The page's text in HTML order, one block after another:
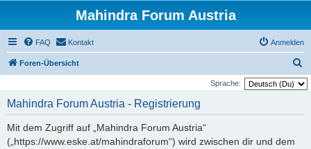
Mahindra Forum Austria
FAQ Kontakt Anmelden
Foren-Übersicht
u
Sprache:
Mahindra Forum Austria - Registrierung
Mit dem Zugriff auf „Mahindra Forum Austria“
(„https://www.eske.at/mahindraforum“) wird zwischen dir und dem